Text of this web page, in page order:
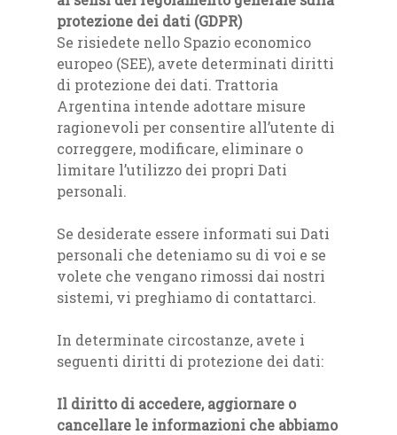
protezione dei dati (GDPR)
Se risiedete nello Spazio economico
europeo (SEE), avete determinati diritti
di protezione dei dati. Trattoria
Argentina intende adottare misure
ragionevoli per consentire all’utente di
correggere, modificare, eliminare o
limitare l’utilizzo dei propri Dati
personali.
Se desiderate essere informati sui Dati
personali che deteniamo su di voi e se
volete che vengano rimossi dai nostri
sistemi, vi preghiamo di contattarci.
In determinate circostanze, avete i
seguenti diritti di protezione dei dati:
Il diritto di accedere, aggiornare o
cancellare le informazioni che abbiamo